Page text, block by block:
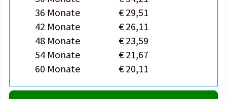
36 Monate
€ 29,51
42 Monate
€ 26,11
48 Monate
€ 23,59
54 Monate
€ 21,67
60 Monate
€ 20,11